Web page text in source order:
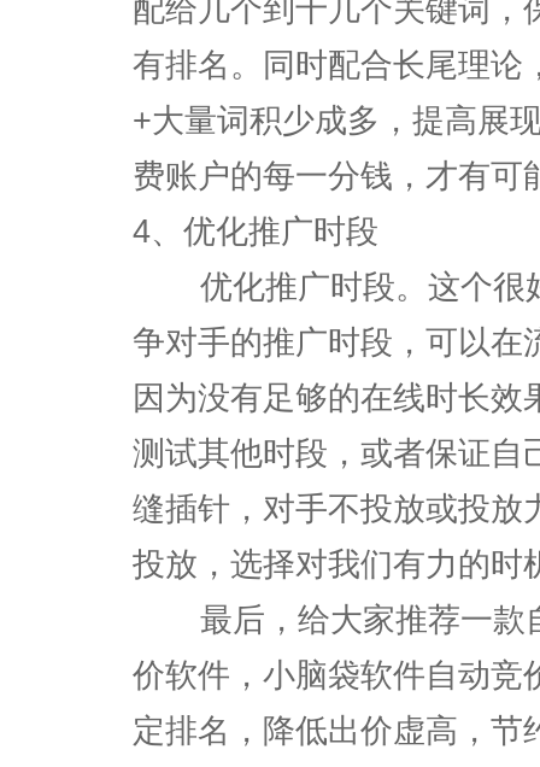
配给几个到十几个关键词，
有排名。同时配合长尾理论
+大量词积少成多，提高展
费账户的每一分钱，才有可
4、优化推广时段
优化推广时段。这个很
争对手的推广时段，可以在
因为没有足够的在线时长
测试其他时段，或者保证自
缝插针，对手不投放或投放
投放，选择对我们有力的时
最后，给大家推荐一款
价软件，小脑袋软件自动竞
定排名，降低出价虚高，